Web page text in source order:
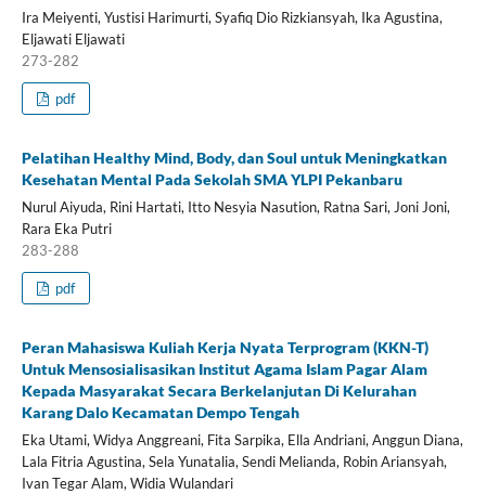
Ira Meiyenti, Yustisi Harimurti, Syafiq Dio Rizkiansyah, Ika Agustina,
Eljawati Eljawati
273-282
pdf
Pelatihan Healthy Mind, Body, dan Soul untuk Meningkatkan
Kesehatan Mental Pada Sekolah SMA YLPI Pekanbaru
Nurul Aiyuda, Rini Hartati, Itto Nesyia Nasution, Ratna Sari, Joni Joni,
Rara Eka Putri
283-288
pdf
Peran Mahasiswa Kuliah Kerja Nyata Terprogram (KKN-T)
Untuk Mensosialisasikan Institut Agama Islam Pagar Alam
Kepada Masyarakat Secara Berkelanjutan Di Kelurahan
Karang Dalo Kecamatan Dempo Tengah
Eka Utami, Widya Anggreani, Fita Sarpika, Ella Andriani, Anggun Diana,
Lala Fitria Agustina, Sela Yunatalia, Sendi Melianda, Robin Ariansyah,
Ivan Tegar Alam, Widia Wulandari